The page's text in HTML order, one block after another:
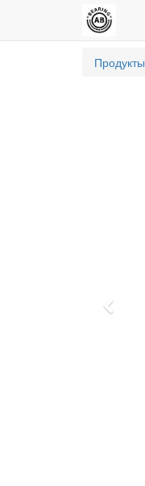
Продукты